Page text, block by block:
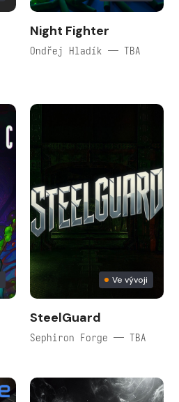
Night Fighter
Ondřej Hladík — TBA
Ve vývoji
SteelGuard
Sephiron Forge — TBA